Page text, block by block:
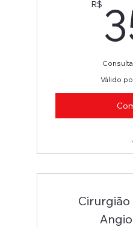
R$
Válido
Cirurgião